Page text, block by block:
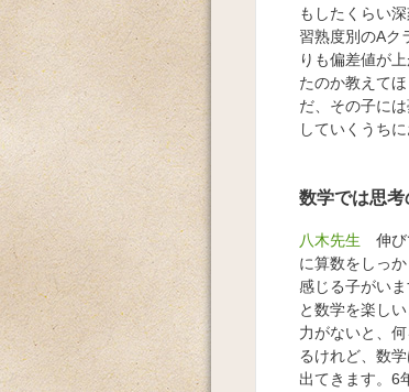
もしたくらい
習熟度別のAク
りも偏差値が
たのか教えて
だ、その子に
していくうち
数学では思
八木先生 伸び
に算数をしっ
感じる子がい
と数学を楽し
力がないと、
るけれど、数
出てきます。6